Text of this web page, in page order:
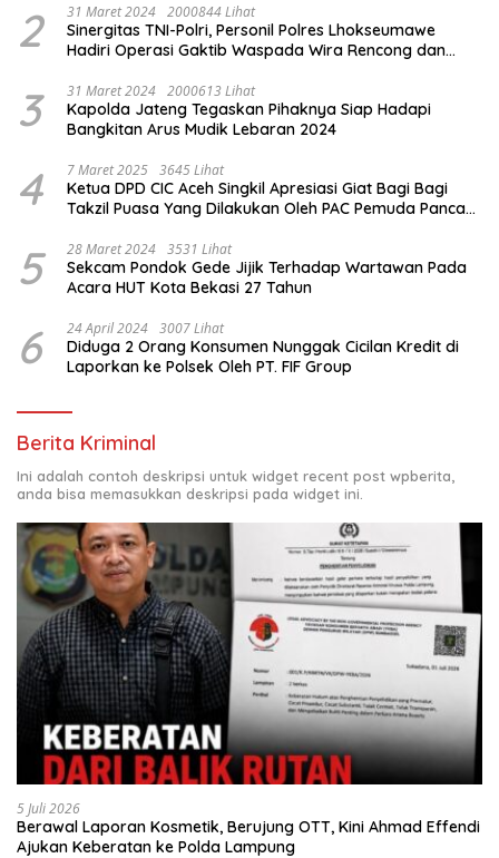
2 31 Maret 2024 2000844 Lihat
Sinergitas TNI-Polri, Personil Polres Lhokseumawe
Hadiri Operasi Gaktib Waspada Wira Rencong dan
3 31 Maret 2024 2000613 Lihat
Kapolda Jateng Tegaskan Pihaknya Siap Hadapi
Bangkitan Arus Mudik Lebaran 2024
4 7 Maret 2025 3645 Lihat
Ketua DPD CIC Aceh Singkil Apresiasi Giat Bagi Bagi
Takzil Puasa Yang Dilakukan Oleh PAC Pemuda Panca
Meriah Kabupaten Aceh Singkil
5 28 Maret 2024 3531 Lihat
Sekcam Pondok Gede Jijik Terhadap Wartawan Pada
Acara HUT Kota Bekasi 27 Tahun
6 24 April 2024 3007 Lihat
Diduga 2 Orang Konsumen Nunggak Cicilan Kredit di
Laporkan ke Polsek Oleh PT. FIF Group
Berita Kriminal
Ini adalah contoh deskripsi untuk widget recent post wpberita,
anda bisa memasukkan deskripsi pada widget ini.
5 Juli 2026
Berawal Laporan Kosmetik, Berujung OTT, Kini Ahmad Effendi
Ajukan Keberatan ke Polda Lampung